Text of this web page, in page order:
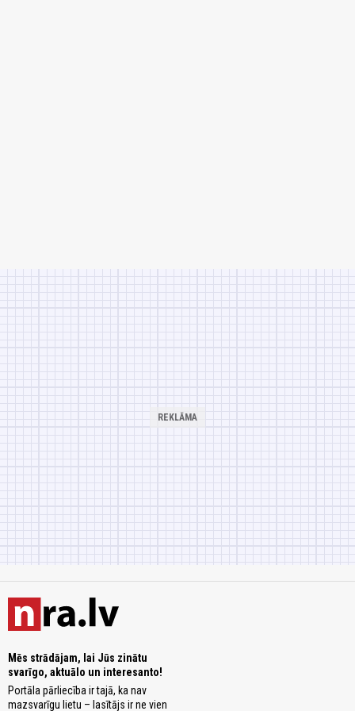
Mēs strādājam, lai Jūs zinātu
svarīgo, aktuālo un interesanto!
Portāla pārliecība ir tajā, ka nav
mazsvarīgu lietu – lasītājs ir ne vien